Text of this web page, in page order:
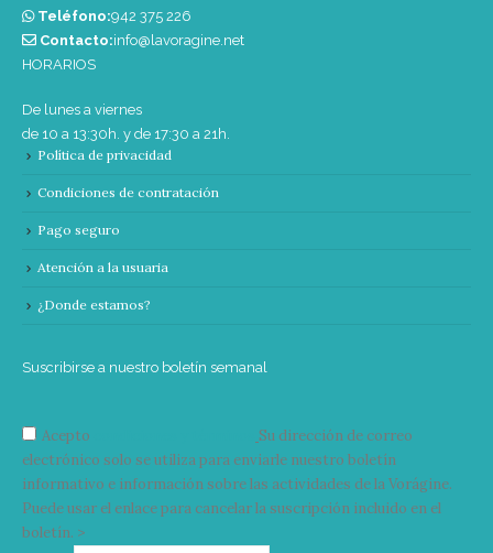
Teléfono:‭942 375 226‬
Contacto:info@lavoragine.net
HORARIOS
De lunes a viernes
de 10 a 13:30h. y de 17:30 a 21h.
Política de privacidad
Condiciones de contratación
Pago seguro
Atención a la usuaria
¿Donde estamos?
Suscribirse a nuestro boletín semanal
Acepto
Su dirección de correo
electrónico solo se utiliza para enviarle nuestro boletín
informativo e información sobre las actividades de la Vorágine.
Puede usar el enlace para cancelar la suscripción incluido en el
boletín. >